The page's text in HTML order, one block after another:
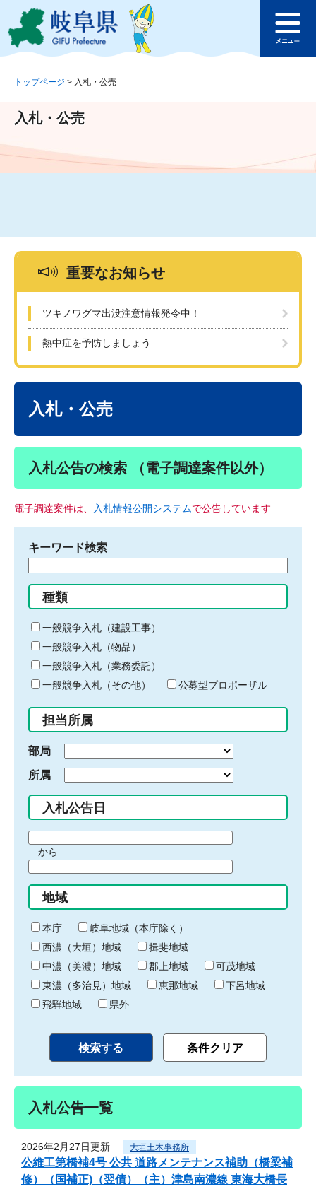
ジ
ュ
文
このページの本文へ
ュ
トップページ > 入札・公売
入札・公売
重要なお知らせ
ツキノワグマ出没注意情報発令中！
熱中症を予防しましょう
入札・公売
入札公告の検索 （電子調達案件以外）
電子調達案件は、 入札情報公開システムで公告しています
キーワード検索
る
キ
ー
ワ
ー
ド
入
力
種類
一般競争入札（建設工事）
一般競争入札（物品）
一般競争入札（業務委託）
一般競争入札（その他）
公募型プロポーザル
担当所属
部局
所属
入札公告日
間
始
り
から
間
終
わ
り
地域
本庁
岐阜地域（本庁除く）
西濃（大垣）地域
揖斐地域
中濃（美濃）地域
郡上地域
可茂地域
東濃（多治見）地域
恵那地域
下呂地域
飛騨地域
県外
入札公告一覧
2026年2月27日更新 大垣土木事務所
公維工第橋補4号 公共 道路メンテナンス補助（橋梁補
修）（国補正)（翌債）（主）津島南濃線 東海大橋長